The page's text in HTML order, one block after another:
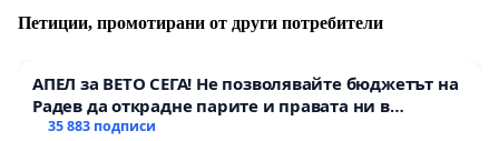
Петиции, промотирани от други потребители
АПЕЛ за ВЕТО СЕГА! Не позволявайте бюджетът на
Радев да открадне парите и правата ни в
тъмното
35 883 подписи